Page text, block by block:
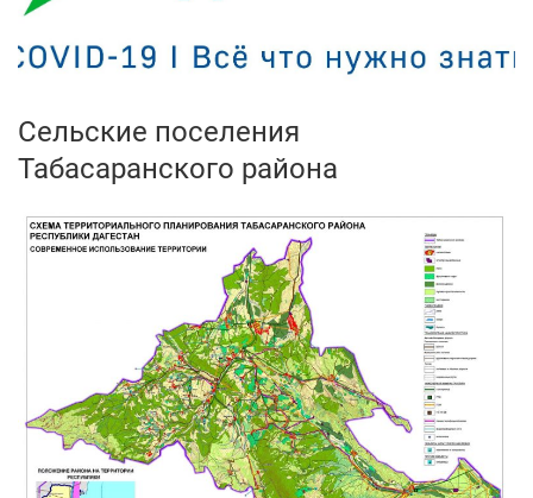
Сельские поселения
Табасаранского района